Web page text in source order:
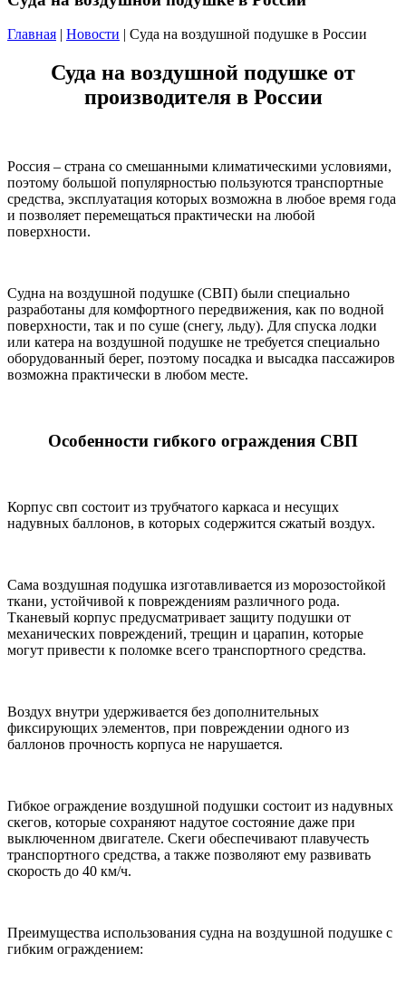
Главная | Новости | Суда на воздушной подушке в России
Суда на воздушной подушке от
производителя в России
Россия – страна со смешанными климатическими условиями,
поэтому большой популярностью пользуются транспортные
средства, эксплуатация которых возможна в любое время года
и позволяет перемещаться практически на любой
поверхности.
Судна на воздушной подушке (СВП) были специально
разработаны для комфортного передвижения, как по водной
поверхности, так и по суше (снегу, льду). Для спуска лодки
или катера на воздушной подушке не требуется специально
оборудованный берег, поэтому посадка и высадка пассажиров
возможна практически в любом месте.
Особенности гибкого ограждения СВП
Корпус свп состоит из трубчатого каркаса и несущих
надувных баллонов, в которых содержится сжатый воздух.
Сама воздушная подушка изготавливается из морозостойкой
ткани, устойчивой к повреждениям различного рода.
Тканевый корпус предусматривает защиту подушки от
механических повреждений, трещин и царапин, которые
могут привести к поломке всего транспортного средства.
Воздух внутри удерживается без дополнительных
фиксирующих элементов, при повреждении одного из
баллонов прочность корпуса не нарушается.
Гибкое ограждение воздушной подушки состоит из надувных
скегов, которые сохраняют надутое состояние даже при
выключенном двигателе. Скеги обеспечивают плавучесть
транспортного средства, а также позволяют ему развивать
скорость до 40 км/ч.
Преимущества использования судна на воздушной подушке с
гибким ограждением: